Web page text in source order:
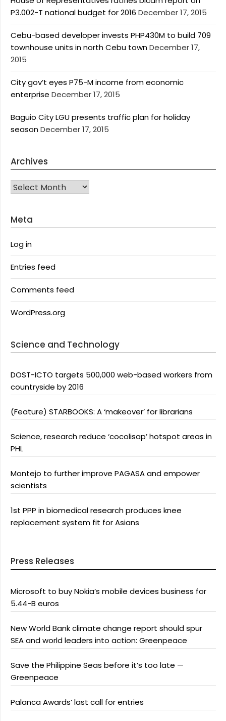
P3.002-T national budget for 2016 December 17, 2015
Cebu-based developer invests PHP430M to build 709
townhouse units in north Cebu townDecember 17,
2015
City gov’t eyes P75-M income from economic
enterprise December 17, 2015
Baguio City LGU presents traffic plan for holiday
seasonDecember 17, 2015
Archives
Archives
Meta
Log in
Entries feed
Comments feed
WordPress.org
Science and Technology
DOST-ICTO targets 500,000 web-based workers from
countryside by 2016
(Feature) STARBOOKS: A ‘makeover’ for librarians
Science, research reduce ‘cocolisap’ hotspot areas in
PHL
Montejo to further improve PAGASA and empower
scientists
1st PPP in biomedical research produces knee
replacement system fit for Asians
Press Releases
Microsoft to buy Nokia’s mobile devices business for
5.44-B euros
New World Bank climate change report should spur
SEA and world leaders into action: Greenpeace
Save the Philippine Seas before it’s too late —
Greenpeace
Palanca Awards’ last call for entries